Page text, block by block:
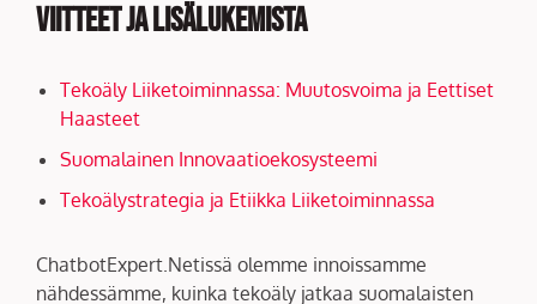
Viitteet ja Lisälukemista
Tekoäly Liiketoiminnassa: Muutosvoima ja Eettiset
Haasteet
Suomalainen Innovaatioekosysteemi
Tekoälystrategia ja Etiikka Liiketoiminnassa
ChatbotExpert.Netissä olemme innoissamme
nähdessämme, kuinka tekoäly jatkaa suomalaisten